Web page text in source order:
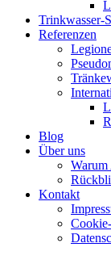
Trinkwasser-
Referenzen
Blog
Über uns
Kontakt